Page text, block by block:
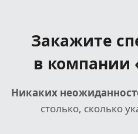
Закажите
в компании
Никаких
столько, сколько